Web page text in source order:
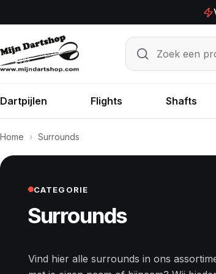
Zoek een
Zoeken
Dartpijlen Flights Shafts
Home › Surrounds
CATEGORIE
Surrounds
Vind hier alle surrounds in ons